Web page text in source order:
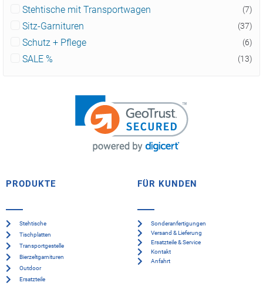
Stehtische mit Transportwagen (7)
Sitz-Garnituren (37)
Schutz + Pflege (6)
SALE % (13)
PRODUKTE
Stehtische
Tischplatten
Transportgestelle
Bierzeltgarnituren
Outdoor
Ersatzteile
FÜR KUNDEN
Sonderanfertigungen
Versand & Lieferung
Ersatzteile & Service
Kontakt
Anfahrt